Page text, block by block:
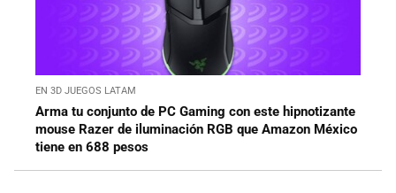
EN 3D JUEGOS LATAM
Arma tu conjunto de PC Gaming con este hipnotizante
mouse Razer de iluminación RGB que Amazon México
tiene en 688 pesos